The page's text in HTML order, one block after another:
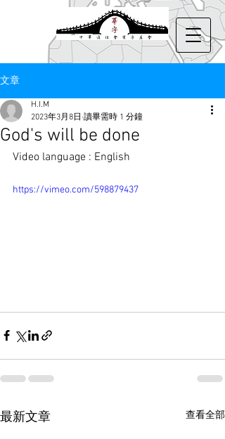
文章
God's will be done
H.I.M
2023年3月8日 讀畢需時 1 分鐘
Video language : English
https://vimeo.com/598879437
最新文章 查看全部